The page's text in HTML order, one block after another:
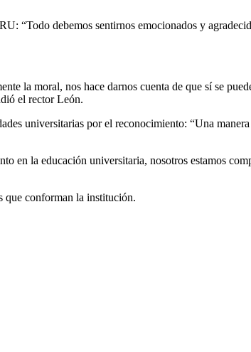
“Todo debemos sentirnos emocionados y
la moral, nos hace darnos cuenta de que sí se
el rector León.
universitarias por el reconocimiento: “Una
en la educación universitaria, nosotros estamos
que conforman la institución.